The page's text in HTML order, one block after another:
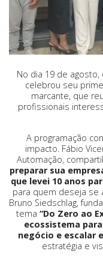
No dia 19 de agosto,
celebrou seu
marcante, que
profissionais
A programação
impacto. Fábio
Automação,
preparar sua
que levei 10 anos
para quem deseja se
Bruno Siedschlag,
tema “Do Zero ao
ecossistema
negócio e escalar
estratégia e